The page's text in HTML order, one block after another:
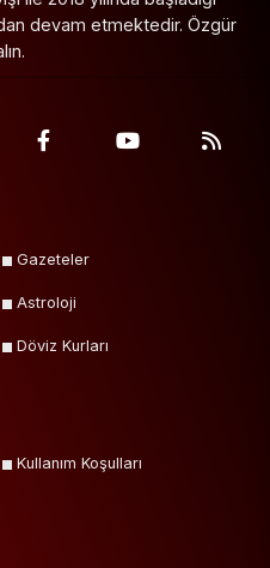
devam etmektedir. Özgür
Gazeteler
Astroloji
Döviz Kurları
Kullanım Koşulları